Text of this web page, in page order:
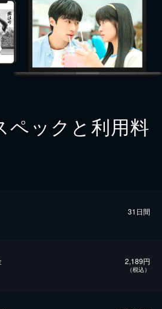
ペックと利用料
31日間
2,189円
（税込）